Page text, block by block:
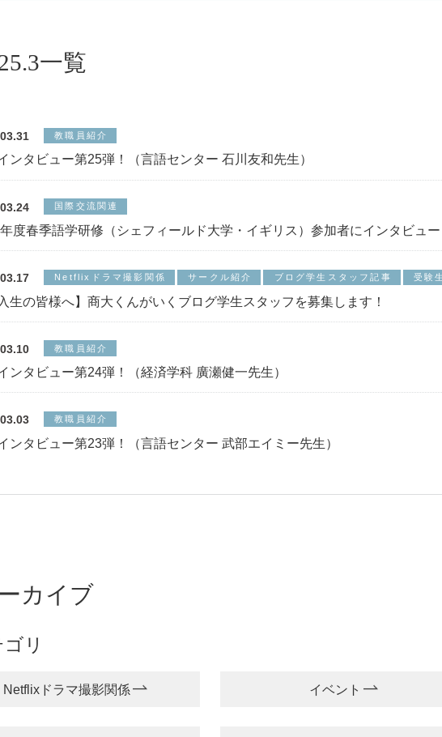
一覧
教職員紹介
ンタビュー第25弾！（言語センター 石川友和先生）
国際交流関連
度春季語学研修（シェフィールド大学・イギリス）参加者にインタビュー
Netflixドラマ撮影関係 サークル紹介 ブログ学生スタッフ記事 受験
入生の皆様へ】商大くんがいくブログ学生スタッフを募集します！
教職員紹介
ンタビュー第24弾！（経済学科 廣瀬健一先生）
教職員紹介
ンタビュー第23弾！（言語センター 武部エイミー先生）
カイブ
リ
Netflixドラマ撮影関係 イベント